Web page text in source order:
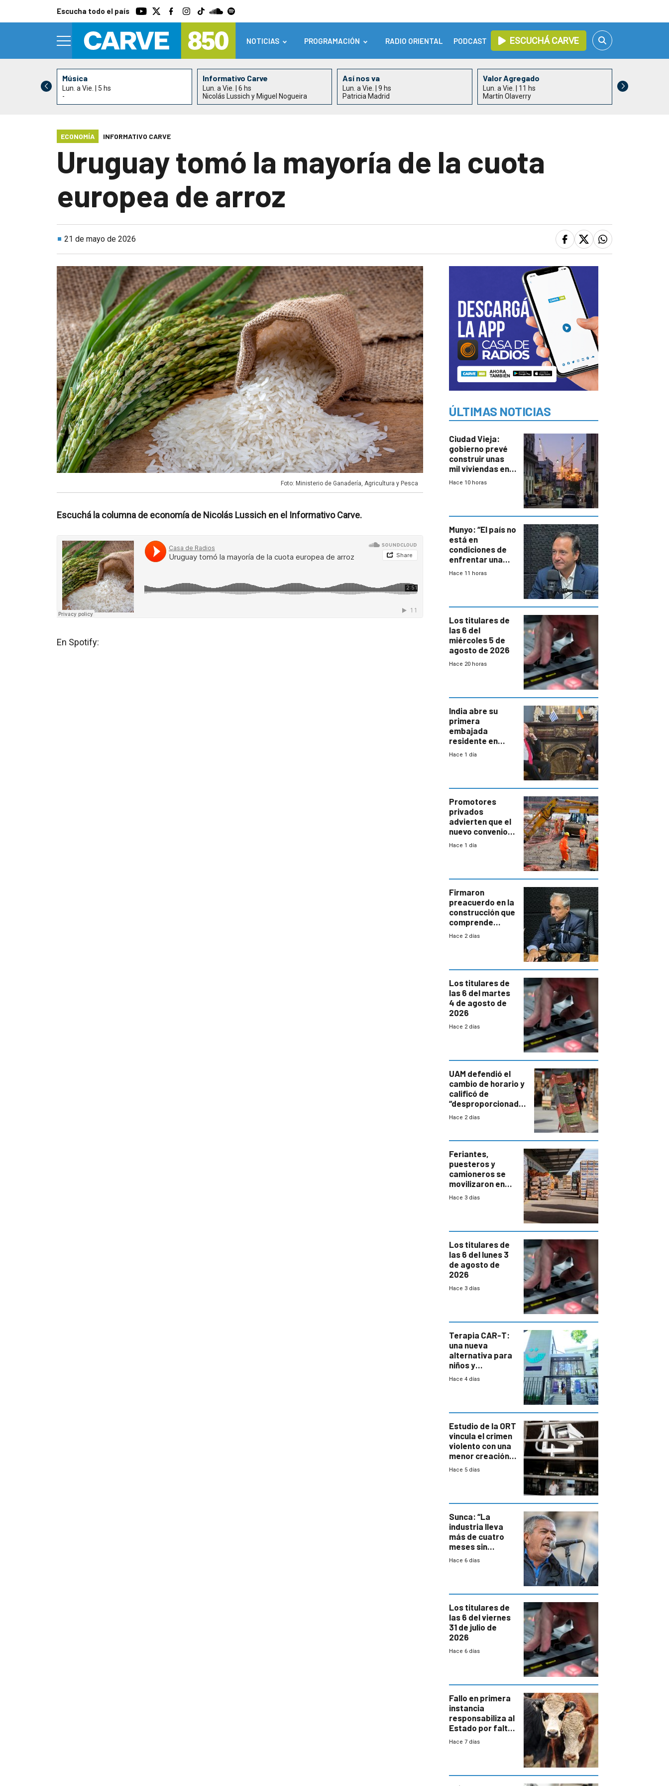
Escucha todo el país
NOTICIAS PROGRAMACIÓN RADIO ORIENTAL PODCAST ESCUCHÁ CARVE
Música
Lun. a Vie. | 5 hs
-
Informativo Carve
Lun. a Vie. | 6 hs
Nicolás Lussich y Miguel Nogueira
Así nos va
Lun. a Vie. | 9 hs
Patricia Madrid
Valor Agregado
Lun. a Vie. | 11 hs
Martín Olaverry
Lun. a Vie. | 13
ECONOMÍA INFORMATIVO CARVE
Uruguay tomó la mayoría de la cuota
europea de arroz
21 de mayo de 2026
Foto: Ministerio de Ganadería, Agricultura y Pesca
Escuchá la columna de economía de Nicolás Lussich en el Informativo Carve.
En Spotify:
ÚLTIMAS NOTICIAS
Ciudad Vieja:
gobierno prevé
construir unas
mil viviendas en
un plan de
Hace 10 horas
Munyo: “El país no
está en
condiciones de
enfrentar una
reducción de la
Hace 11 horas
Los titulares de
las 6 del
miércoles 5 de
agosto de 2026
Hace 20 horas
India abre su
primera
embajada
residente en
Uruguay y crecen
enorme
potencial
Hace 1 día
Promotores
privados
advierten que el
nuevo convenio
de la
a revisar
proyectos
Hace 1 día
Firmaron
preacuerdo en la
construcción que
comprende
reducción
Hace 2 días
Los titulares de
las 6 del martes
4 de agosto de
2026
Hace 2 días
UAM defendió el
cambio de horario y
calificó de
“desproporcionado”
el bloqueo de
Hace 2 días
Feriantes,
puesteros y
camioneros se
movilizaron en
rechazo a
Hace 3 días
Los titulares de
las 6 del lunes 3
de agosto de
2026
Hace 3 días
Terapia CAR-T:
una nueva
alternativa para
niños y
adolescentes
Hace 4 días
Estudio de la ORT
vincula el crimen
violento con una
menor creación
de empresas
Hace 5 días
Sunca: “La
industria lleva
más de cuatro
meses sin
convenio
Hace 6 días
Los titulares de
las 6 del viernes
31 de julio de
2026
Hace 6 días
Fallo en primera
instancia
responsabiliza al
Estado por falta
de controles en
Hace 7 días